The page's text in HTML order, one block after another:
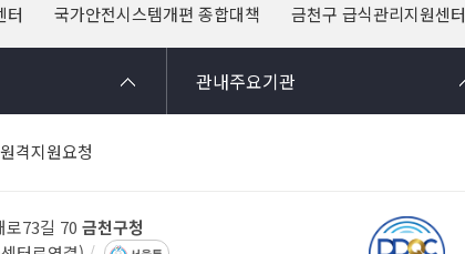
터 국가안전시스템개편 종합대책 금천구 급식관리지원센터
관내주요기관
원격지원요청
로73길 70 금천구청